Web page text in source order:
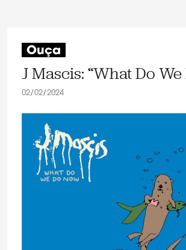
Ouça
J Mascis: “What Do
02/02/2024